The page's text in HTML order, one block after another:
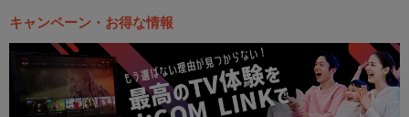
キャンペーン・お得な情報